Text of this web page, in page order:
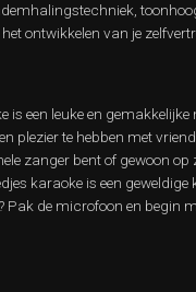
ontwikkelen van je
is een leuke en
plezier te hebben met
zanger bent of gewoon
karaoke is een geweldige
Pak de microfoon en begin